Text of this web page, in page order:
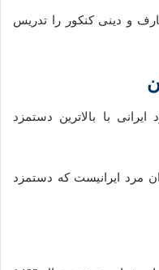
و دینی کنکور را تدریس
با بالاترین دستمزد
مرد ایرانیست که دستمزد